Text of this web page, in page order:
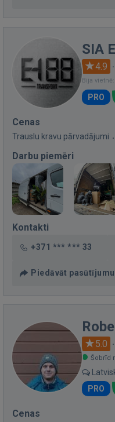
SIA
4.9 ·
Bija
PRO
Cenas
Trauslu kravu pārvadājumi
Darbu piemēri
Kontakti
+371 *** *** 33
Piedāvāt pasūtījumu
5.0 ·
Šobrīd
PRO
Cenas